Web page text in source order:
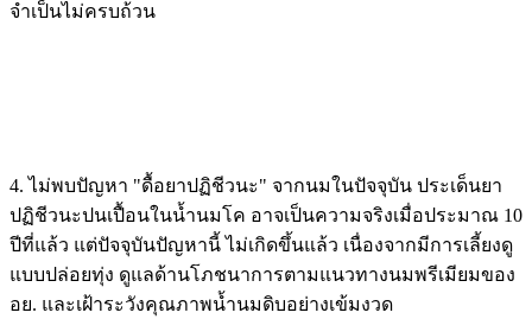
จำเป็นไม่ครบถ้วน
4. ไม่พบปัญหา "ดื้อยาปฏิชีวนะ" จากนมในปัจจุบัน ประเด็นยา
ปฏิชีวนะปนเปื้อนในน้ำนมโค อาจเป็นความจริงเมื่อประมาณ 10
ปีที่แล้ว แต่ปัจจุบันปัญหานี้ ไม่เกิดขึ้นแล้ว เนื่องจากมีการเลี้ยงดู
แบบปล่อยทุ่ง ดูแลด้านโภชนาการตามแนวทางนมพรีเมียมของ
อย. และเฝ้าระวังคุณภาพน้ำนมดิบอย่างเข้มงวด